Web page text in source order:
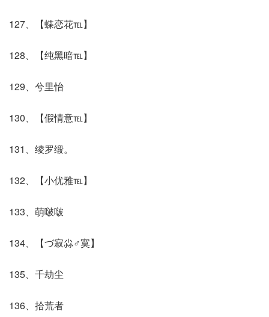
127、【蝶恋花℡】
128、【纯黑暗℡】
129、兮里怡
130、【假情意℡】
131、绫罗缎。
132、【小优雅℡】
133、萌啵啵
134、【づ寂尛♂寞】
135、千劫尘
136、拾荒者